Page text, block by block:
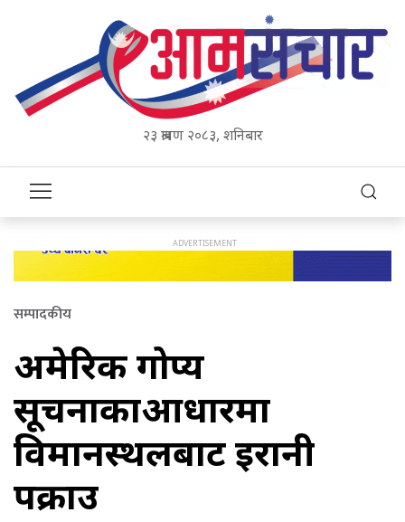
२३ श्रावण २०८३, शनिबार
सम्पादकीय
अमेरिकी गोप्य
सूचनाकाआधारमा
विमानस्थलबाट इरानी
पक्राउ